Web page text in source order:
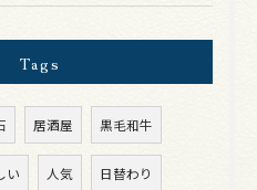
Tags
居酒屋 黒毛和牛
い 人気 日替わり